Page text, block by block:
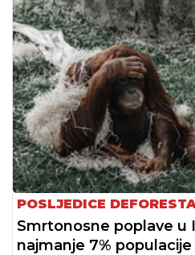
POSLJEDICE
Smrtonosne poplave u
najmanje 7%